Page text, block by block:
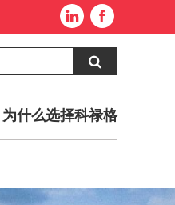
为什么选择科禄格